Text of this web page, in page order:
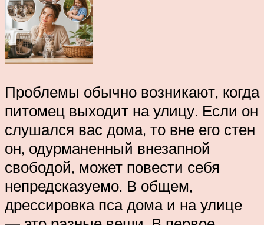
Проблемы обычно возникают, когда
питомец выходит на улицу. Если он
слушался вас дома, то вне его стен
он, одурманенный внезапной
свободой, может повести себя
непредсказуемо. В общем,
дрессировка пса дома и на улице